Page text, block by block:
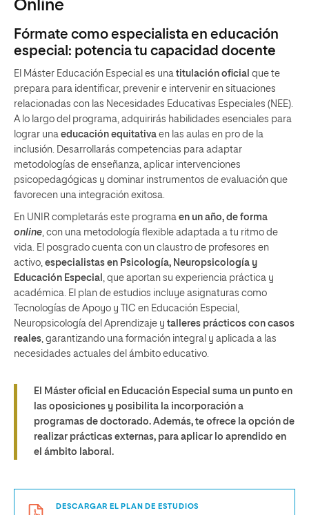
Online
Fórmate como especialista en educación
especial: potencia tu capacidad docente
El Máster Educación Especial es una titulación oficial que te
prepara para identificar, prevenir e intervenir en situaciones
relacionadas con las Necesidades Educativas Especiales (NEE).
A lo largo del programa, adquirirás habilidades esenciales para
lograr una educación equitativa en las aulas en pro de la
inclusión. Desarrollarás competencias para adaptar
metodologías de enseñanza, aplicar intervenciones
psicopedagógicas y dominar instrumentos de evaluación que
favorecen una integración exitosa.
En UNIR completarás este programa en un año, de forma
online, con una metodología flexible adaptada a tu ritmo de
vida. El posgrado cuenta con un claustro de profesores en
activo, especialistas en Psicología, Neuropsicología y
Educación Especial , que aportan su experiencia práctica y
académica. El plan de estudios incluye asignaturas como
Tecnologías de Apoyo y TIC en Educación Especial,
Neuropsicología del Aprendizaje y talleres prácticos con casos
reales, garantizando una formación integral y aplicada a las
necesidades actuales del ámbito educativo.
El Máster oficial en Educación Especial suma un punto en
las oposiciones y posibilita la incorporación a
programas de doctorado. Además, te ofrece la opción de
realizar prácticas externas, para aplicar lo aprendido en
el ámbito laboral.
DESCARGAR EL PLAN DE ESTUDIOS